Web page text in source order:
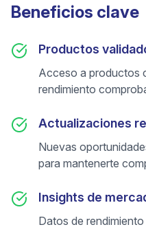
Beneficios clave
Productos
Acceso a productos
rendimiento
Actualizaciones
Nuevas
para mantenerte
Insights de
Datos de